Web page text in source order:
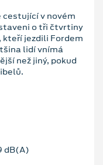
cestující v novém
o tři čtvrtiny
kteří jezdili Fordem
lidí vnímá
než jiný, pokud
dB(A)